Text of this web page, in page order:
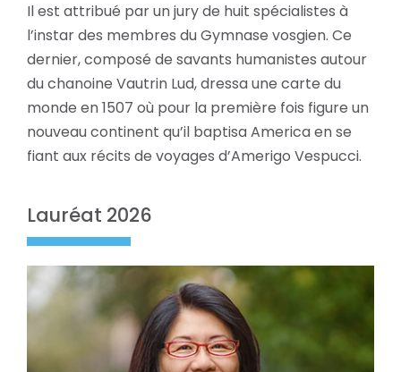
Il est attribué par un jury de huit spécialistes à
l’instar des membres du Gymnase vosgien. Ce
dernier, composé de savants humanistes autour
du chanoine Vautrin Lud, dressa une carte du
monde en 1507 où pour la première fois figure un
nouveau continent qu’il baptisa America en se
fiant aux récits de voyages d’Amerigo Vespucci.
Lauréat 2026